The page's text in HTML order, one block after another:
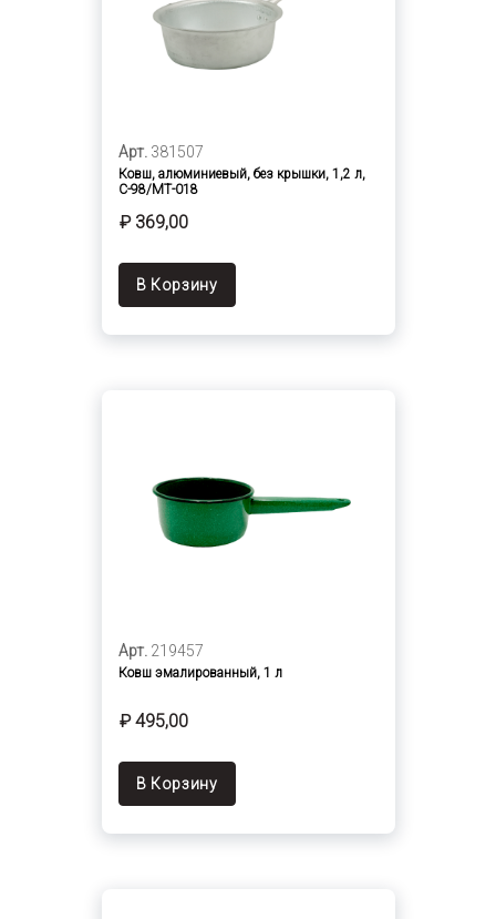
Арт. 381507
Ковш, алюминиевый, без крышки, 1,2 л,
С-98/МТ-018
₽ 369,00
В Корзину
Арт. 219457
Ковш эмалированный, 1 л
₽ 495,00
В Корзину